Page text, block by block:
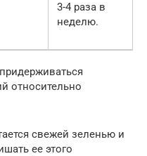
3-4 раза в
неделю.
относительно
свежей зеленью и
ее этого